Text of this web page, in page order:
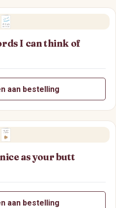
I can think of
aan bestelling
as your butt
aan bestelling